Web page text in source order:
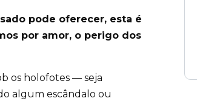
pode oferecer, esta é
por amor, o perigo dos
os holofotes ― seja
algum escândalo ou